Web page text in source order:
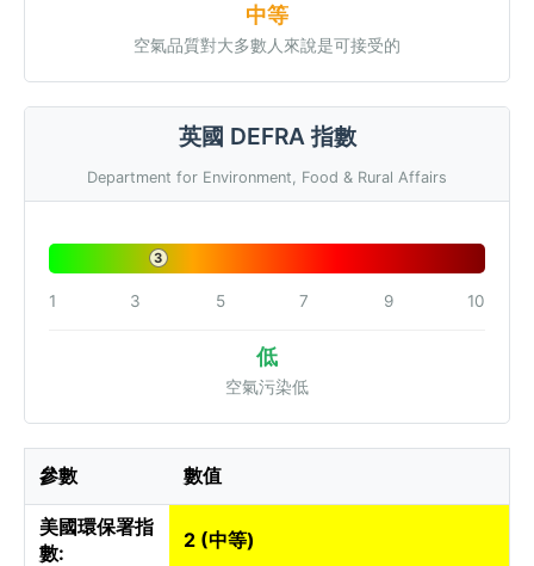
中等
空氣品質對大多數人來說是可接受的
英國 DEFRA 指數
Department for Environment, Food & Rural Affairs
3
1 3 5 7 9 10
低
空氣污染低
參數 數值
美國環保署指
數:
2 (中等)